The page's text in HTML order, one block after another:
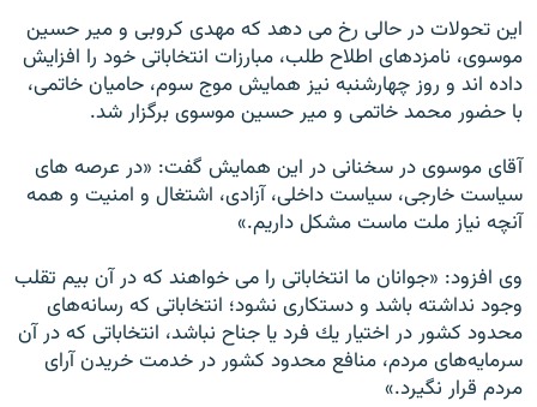
اين تحولات در حالى رخ مى دهد كه مهدى كروبى و مير حسين
موسوى، نامزدهاى اطلاح طلب، مبارزات انتخاباتى خود را افزايش
داده اند و روز چهارشنبه نيز همايش موج سوم، حاميان خاتمى،
با حضور محمد خاتمى و مير حسين موسوى برگزار شد.
آقاى موسوى در سخنانى در اين همايش گفت: «در عرصه‌ هاى
سياست خارجى، سياست داخلى، آزادى، اشتغال و امنيت و همه
آنچه نياز ملت ماست مشكل داريم.»
وى افزود: «جوانان ما انتخاباتى را مى‌ خواهند كه در آن بيم تقلب
وجود نداشته باشد و دستكارى نشود؛ انتخاباتى كه رسانه‌هاى
محدود كشور در اختيار يك فرد يا جناح نباشد، انتخاباتى كه در آن
سرمايه‌هاى مردم، منافع محدود كشور در خدمت خريدن آراى
مردم قرار نگيرد.»